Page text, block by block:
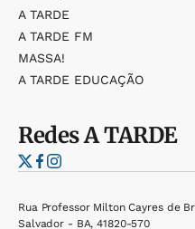
A TARDE
A TARDE FM
MASSA!
A TARDE EDUCAÇÃO
RedesA TARDE
Rua Professor Milton Cayres de
Salvador - BA, 41820-570